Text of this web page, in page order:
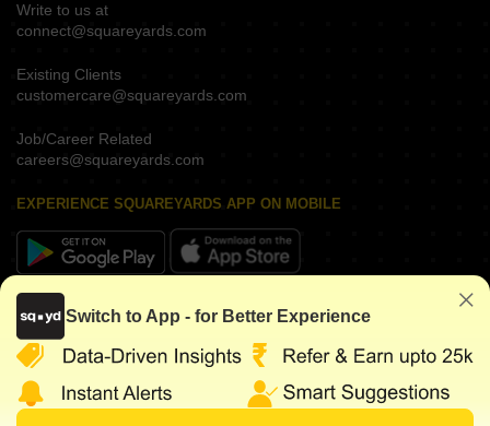
Write to us at
connect@squareyards.com
Existing Clients
customercare@squareyards.com
Job/Career Related
careers@squareyards.com
EXPERIENCE SQUAREYARDS APP ON MOBILE
KEEP IN TOUCH
Switch to App - for Better Experience